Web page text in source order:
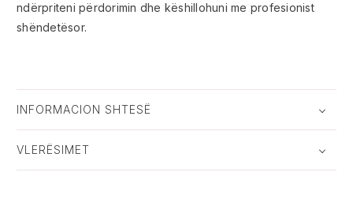
ndërpriteni përdorimin dhe këshillohuni me profesionist
shëndetësor.
INFORMACION SHTESË
VLERËSIMET